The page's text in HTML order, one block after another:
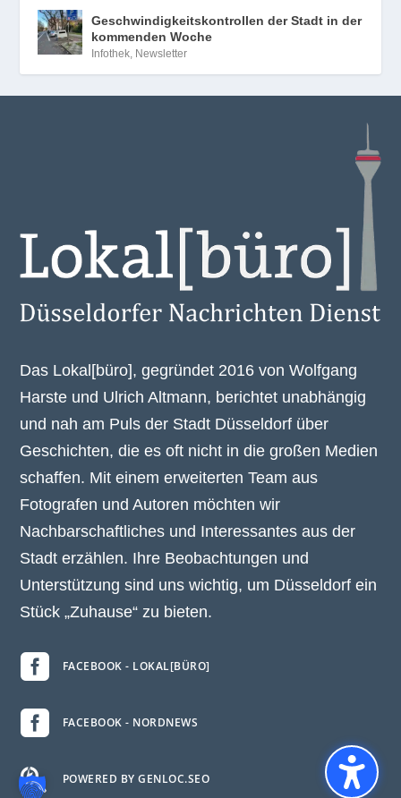
Geschwindigkeitskontrollen der Stadt in der
kommenden Woche
Infothek Newsletter
Das Lokal[büro], gegründet 2016 von Wolfgang
Harste und Ulrich Altmann, berichtet unabhängig
und nah am Puls der Stadt Düsseldorf über
Geschichten, die es oft nicht in die großen Medien
schaffen. Mit einem erweiterten Team aus
Fotografen und Autoren möchten wir
Nachbarschaftliches und Interessantes aus der
Stadt erzählen. Ihre Beobachtungen und
Unterstützung sind uns wichtig, um Düsseldorf ein
Stück „Zuhause“ zu bieten.
 FACEBOOK - LOKAL[BÜRO]
 FACEBOOK - NORDNEWS
 POWERED BY GENLOC.SEO